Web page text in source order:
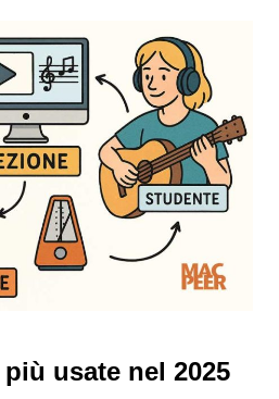
usate nel 2025